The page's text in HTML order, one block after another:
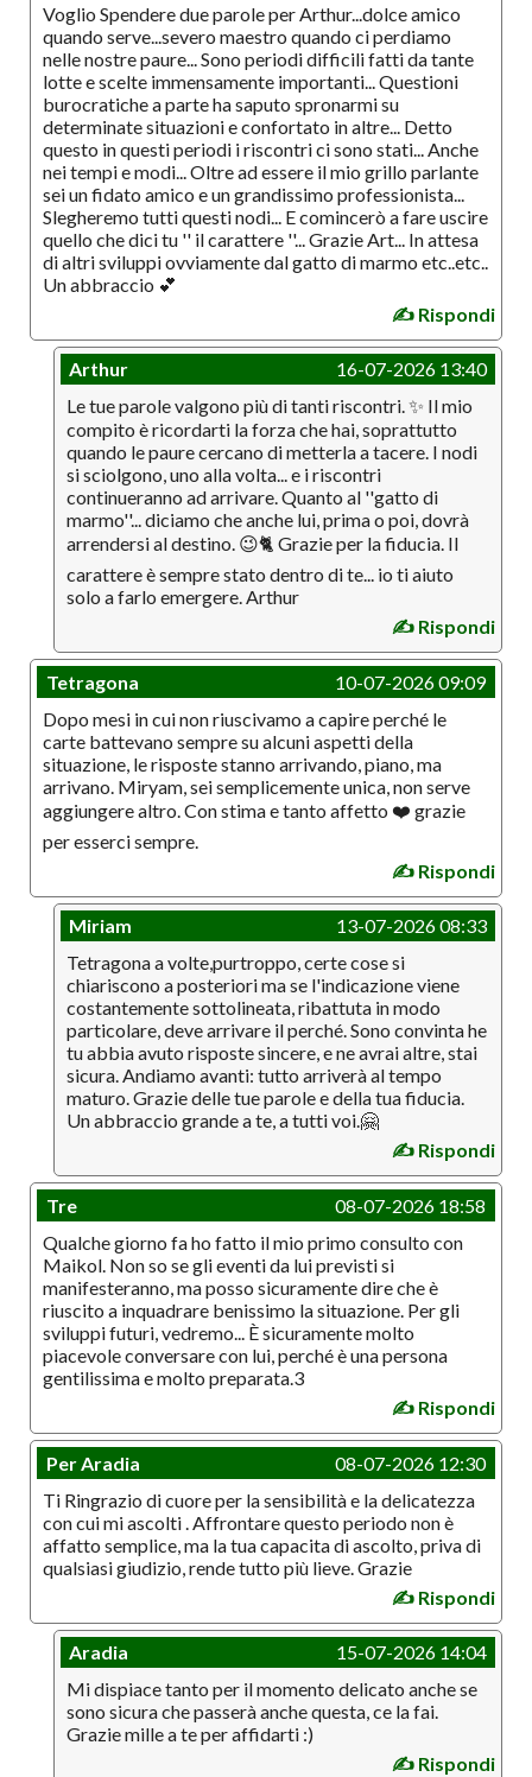
Voglio Spendere due parole per Arthur...dolce amico
quando serve...severo maestro quando ci perdiamo
nelle nostre paure... Sono periodi difficili fatti da tante
lotte e scelte immensamente importanti... Questioni
burocratiche a parte ha saputo spronarmi su
determinate situazioni e confortato in altre... Detto
questo in questi periodi i riscontri ci sono stati... Anche
nei tempi e modi... Oltre ad essere il mio grillo parlante
sei un fidato amico e un grandissimo professionista...
Slegheremo tutti questi nodi... E comincerò a fare uscire
quello che dici tu '' il carattere ''... Grazie Art... In attesa
di altri sviluppi ovviamente dal gatto di marmo etc..etc..
Un abbraccio 💕
✍️ Rispondi
Arthur
16-07-2026 13:40
Le tue parole valgono più di tanti riscontri. ✨ Il mio
compito è ricordarti la forza che hai, soprattutto
quando le paure cercano di metterla a tacere. I nodi
si sciolgono, uno alla volta... e i riscontri
continueranno ad arrivare. Quanto al ''gatto di
marmo''... diciamo che anche lui, prima o poi, dovrà
arrendersi al destino. 😉🐈 Grazie per la fiducia. Il
carattere è sempre stato dentro di te... io ti aiuto
solo a farlo emergere. Arthur
✍️ Rispondi
Tetragona
10-07-2026 09:09
Dopo mesi in cui non riuscivamo a capire perché le
carte battevano sempre su alcuni aspetti della
situazione, le risposte stanno arrivando, piano, ma
arrivano. Miryam, sei semplicemente unica, non serve
aggiungere altro. Con stima e tanto affetto ❤️ grazie
per esserci sempre.
✍️ Rispondi
Miriam
13-07-2026 08:33
Tetragona a volte,purtroppo, certe cose si
chiariscono a posteriori ma se l'indicazione viene
costantemente sottolineata, ribattuta in modo
particolare, deve arrivare il perché. Sono convinta he
tu abbia avuto risposte sincere, e ne avrai altre, stai
sicura. Andiamo avanti: tutto arriverà al tempo
maturo. Grazie delle tue parole e della tua fiducia.
Un abbraccio grande a te, a tutti voi.🤗
✍️ Rispondi
Tre
08-07-2026 18:58
Qualche giorno fa ho fatto il mio primo consulto con
Maikol. Non so se gli eventi da lui previsti si
manifesteranno, ma posso sicuramente dire che è
riuscito a inquadrare benissimo la situazione. Per gli
sviluppi futuri, vedremo... È sicuramente molto
piacevole conversare con lui, perché è una persona
gentilissima e molto preparata.3
✍️ Rispondi
Per Aradia
08-07-2026 12:30
Ti Ringrazio di cuore per la sensibilità e la delicatezza
con cui mi ascolti . Affrontare questo periodo non è
affatto semplice, ma la tua capacita di ascolto, priva di
qualsiasi giudizio, rende tutto più lieve. Grazie
✍️ Rispondi
Aradia
15-07-2026 14:04
Mi dispiace tanto per il momento delicato anche se
sono sicura che passerà anche questa, ce la fai.
Grazie mille a te per affidarti :)
✍️ Rispondi